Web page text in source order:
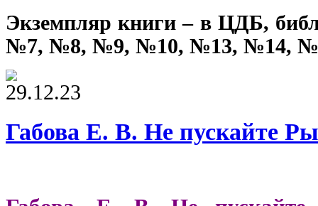
Экземпляр книги – в ЦДБ,
№7, №8, №9, №10, №13, №14,
29.12.23
Габова Е. В. Не пускайте